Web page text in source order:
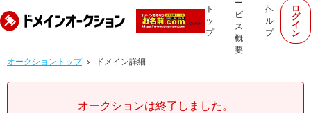
ト
ッ
プ
ー
ビ
ス
概
要
ヘ
ル
プ
ロ
グ
イ
ン
オークショントップ ドメイン詳細
オークションは終了しました。